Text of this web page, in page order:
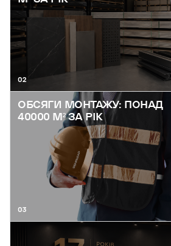
02
ОБСЯГИ МОНТАЖУ: ПОНАД
40000 М² ЗА РІК
03